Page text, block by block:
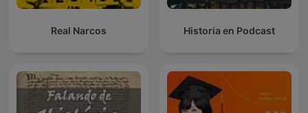
Historia en Podcast
Real Narcos